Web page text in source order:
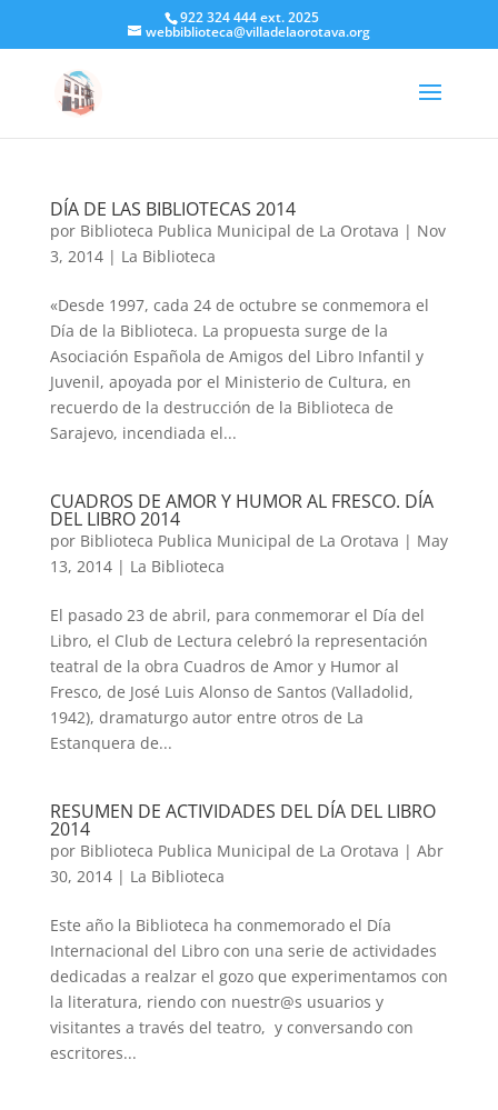
922 324 444 ext. 2025
webbiblioteca@villadelaorotava.org
DÍA DE LAS BIBLIOTECAS 2014
por Biblioteca Publica Municipal de La Orotava | Nov
3, 2014| La Biblioteca
«Desde 1997, cada 24 de octubre se conmemora el
Día de la Biblioteca. La propuesta surge de la
Asociación Española de Amigos del Libro Infantil y
Juvenil, apoyada por el Ministerio de Cultura, en
recuerdo de la destrucción de la Biblioteca de
Sarajevo, incendiada el...
CUADROS DE AMOR Y HUMOR AL FRESCO. DÍA
DEL LIBRO 2014
por Biblioteca Publica Municipal de La Orotava | May
13, 2014| La Biblioteca
El pasado 23 de abril, para conmemorar el Día del
Libro, el Club de Lectura celebró la representación
teatral de la obra Cuadros de Amor y Humor al
Fresco, de José Luis Alonso de Santos (Valladolid,
1942), dramaturgo autor entre otros de La
Estanquera de...
RESUMEN DE ACTIVIDADES DEL DÍA DEL LIBRO
2014
por Biblioteca Publica Municipal de La Orotava | Abr
30, 2014| La Biblioteca
Este año la Biblioteca ha conmemorado el Día
Internacional del Libro con una serie de actividades
dedicadas a realzar el gozo que experimentamos con
la literatura, riendo con nuestr@s usuarios y
visitantes a través del teatro, y conversando con
escritores...